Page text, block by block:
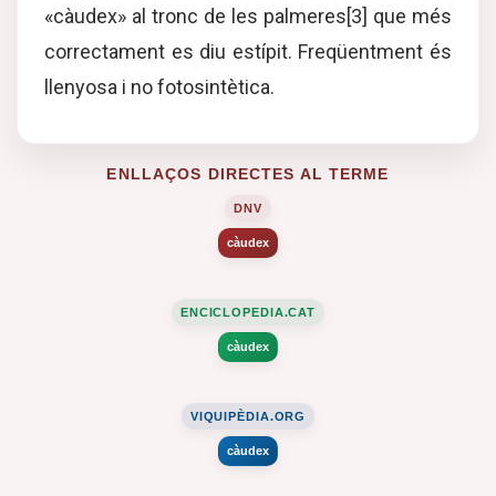
«càudex» al tronc de les palmeres[3] que més
correctament es diu estípit. Freqüentment és
llenyosa i no fotosintètica.
ENLLAÇOS DIRECTES AL TERME
DNV
càudex
ENCICLOPEDIA.CAT
càudex
VIQUIPÈDIA.ORG
càudex